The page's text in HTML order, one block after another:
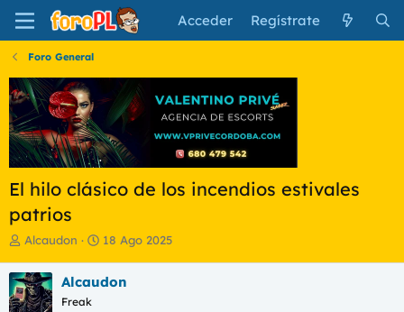
Acceder Regístrate
Foro General
El hilo clásico de los incendios estivales
patrios
I
i
c
i
Alcaudon
F
h
18 Ago 2025
Alcaudon
Freak